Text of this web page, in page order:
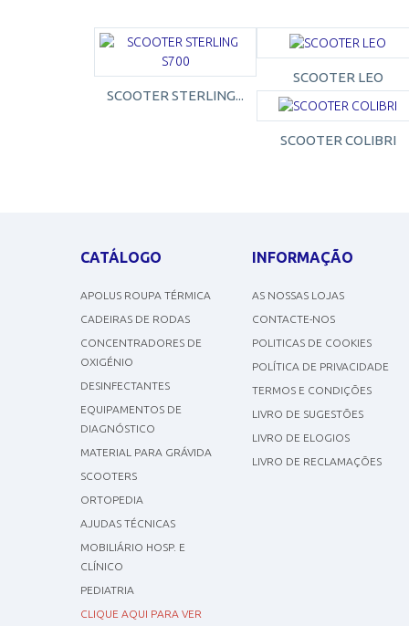
SCOOTER STERLING...
SCOOTER LEO
SCOOTER COLIBRI
CATÁLOGO
APOLUS ROUPA TÉRMICA
CADEIRAS DE RODAS
CONCENTRADORES DE
OXIGÉNIO
DESINFECTANTES
EQUIPAMENTOS DE
DIAGNÓSTICO
MATERIAL PARA GRÁVIDA
SCOOTERS
ORTOPEDIA
AJUDAS TÉCNICAS
MOBILIÁRIO HOSP. E
CLÍNICO
PEDIATRIA
CLIQUE AQUI PARA VER
INFORMAÇÃO
AS NOSSAS LOJAS
CONTACTE-NOS
POLITICAS DE COOKIES
POLÍTICA DE PRIVACIDADE
TERMOS E CONDIÇÕES
LIVRO DE SUGESTÕES
LIVRO DE ELOGIOS
LIVRO DE RECLAMAÇÕES